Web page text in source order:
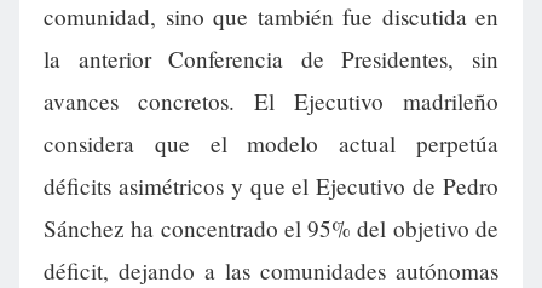
comunidad, sino que también fue discutida en
la anterior Conferencia de Presidentes, sin
avances concretos. El Ejecutivo madrileño
considera que el modelo actual perpetúa
déficits asimétricos y que el Ejecutivo de Pedro
Sánchez ha concentrado el 95% del objetivo de
déficit, dejando a las comunidades autónomas